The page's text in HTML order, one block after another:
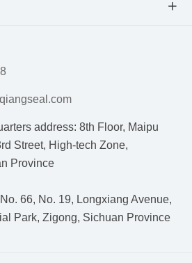

address: 8th Floor, Maipu
Street, High-tech Zone,
Province
66, No. 19, Longxiang Avenue,
Park, Zigong, Sichuan Province